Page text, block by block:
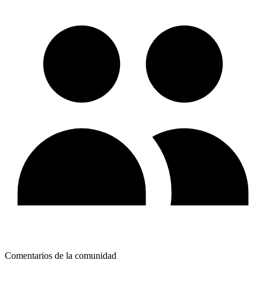
Comentarios de la comunidad